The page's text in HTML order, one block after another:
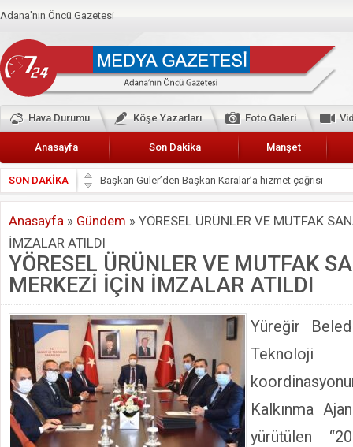
Adana'nın Öncü Gazetesi
Hava Durumu Köşe Yazarları Foto Galeri
Anasayfa Son Dakika Manşet
SON DAKİKA
Başkan Güler’den Başkan Karalar’a hizmet çağrısı
Lokantacılar ve Kebapçılar Esnaf Odası Başkanı Şefik
Hak-İş Abdurrahman Yücel
HDP İL BİNASININ ÖNÜNDE ANNELER TARİH
CEYHAN TİCARET ODASI
Hainler emellerine asla erişemeyecekler
BÖLGEMİZ ÇUKUROVA’DA 2019 YILI PAMUK
İyi Parti Yüreğir İlçe Başkanı Enis Akyürek
Kimyasallardan Koruma Derneği Başkanı Cennet Çelik
Anasayfa » Gündem » YÖRESEL ÜRÜNLER VE MUTFAK
İMZALAR ATILDI
YÖRESEL ÜRÜNLER VE MUTFAK
MERKEZİ İÇİN İMZALAR ATILDI
Yüreğir
Kalkınma
yürütülen